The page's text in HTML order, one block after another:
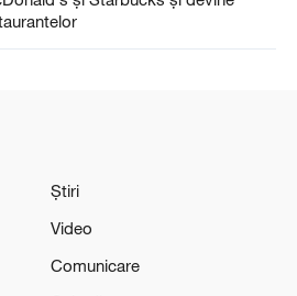
Știri
Video
Comunicare